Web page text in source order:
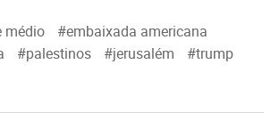
médio
#embaixada americana
#palestinos #jerusalém #trump